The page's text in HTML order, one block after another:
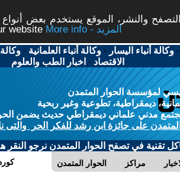
والنشر، الموقع يستخدم بعض
website
More info - المزيد
-وكالة أنباء اليسار -وكالة أنباء العلمانية -
الاقتصاد - اخبار الطب والعلوم
لمؤسسة الحوار المتمدن
ديمقراطية، تطوعية وغير ربحية
مدني علماني ديمقراطي حديث يضمن الحرية
على جائزة ابن رشد للفكر الحر والتى
تقنية في تصفح الحوار المتمدن نرجو النقر
الحوار المتمدن مراكز